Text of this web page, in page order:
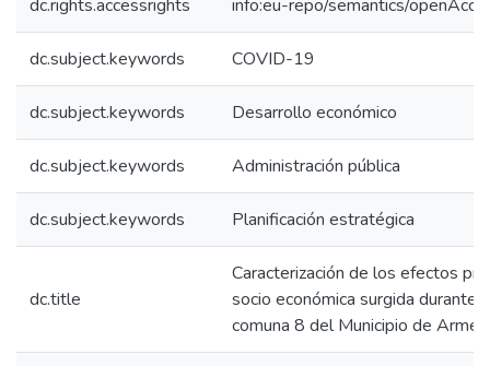
dc.rights.accessrights info:eu-repo/semantics/
dc.subject.keywords COVID-19
dc.subject.keywords Desarrollo económico
dc.subject.keywords Administración pública
dc.subject.keywords Planificación estratégica
dc.title
Caracterización de los efectos
socio económica surgida durante
comuna 8 del Municipio de